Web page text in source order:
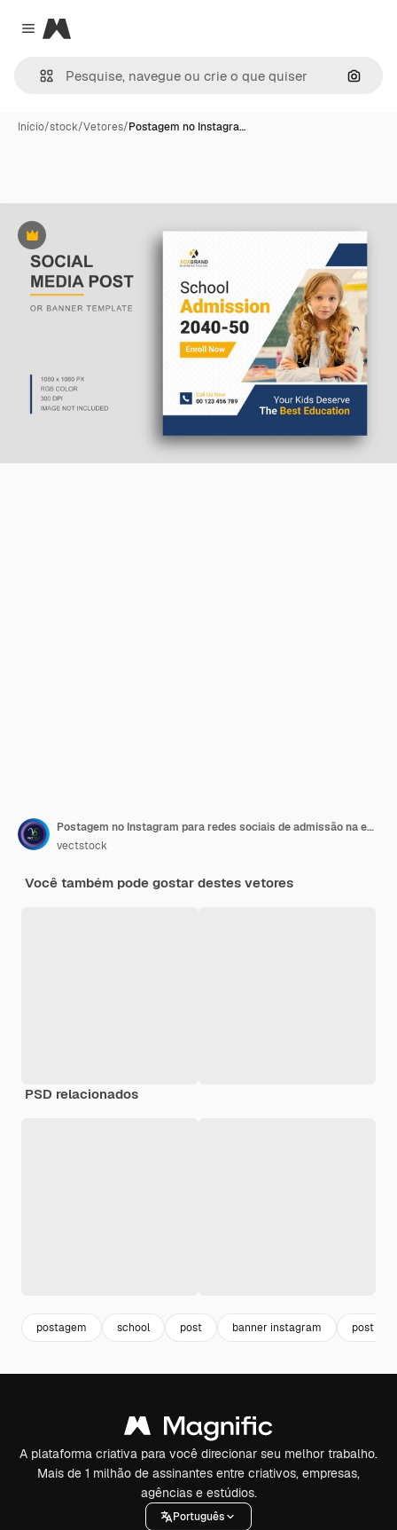
Close menu
Magnific
Início/stock/Vetores/Postagem no Instagra…
Premium
Postagem no Instagram para redes sociais de admissão na escola ou design de banner
vectstock
Você também pode gostar destes vetores
PSD relacionados
postagem school post banner instagram post
A plataforma criativa para você direcionar seu melhor trabalho.
Mais de 1 milhão de assinantes entre criativos, empresas,
agências e estúdios.
Português